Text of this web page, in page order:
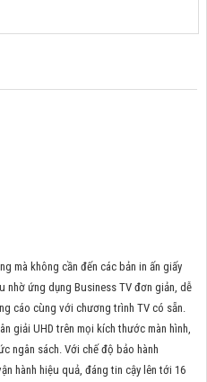
mà không cần đến các bản in ấn giấy
nhờ ứng dụng Business TV đơn giản, dễ
cáo cùng với chương trình TV có sẵn.
giải UHD trên mọi kích thước màn hình,
ngân sách. Với chế độ bảo hành
hành hiệu quả, đáng tin cậy lên tới 16